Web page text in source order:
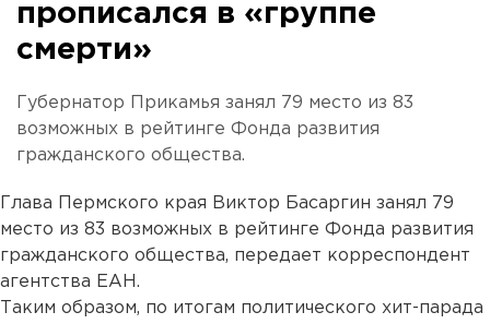
прописался в «группе
смерти»
Губернатор Прикамья занял 79 место из 83
возможных в рейтинге Фонда развития
гражданского общества.
Глава Пермского края Виктор Басаргин занял 79
место из 83 возможных в рейтинге Фонда развития
гражданского общества, передает корреспондент
агентства ЕАН.
Таким образом, по итогам политического хит-парада